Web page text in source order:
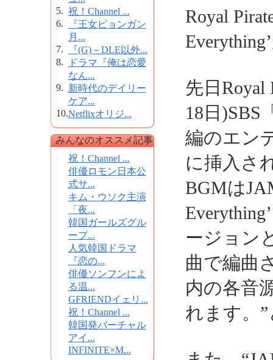
5. 祝！Channel ...
6.
『王女ピョンガン
月...
7.
『(G)－DLE以外...
8.
ドラマ『俺は恋愛
なん...
9. 新時代のデイリー
ケア...
10.Netflixオリジ...
みんなのオススメ記事
祝！Channel ...
俳優ロモン日本公
式サ...
キム・ウソク主演
「夜...
韓国ガールズグル
ープ...
人気韓国ドラマ
『恋の...
俳優ソンフンによ
る温...
GFRIENDイェリ...
祝！Channel ...
韓国発バーチャル
アイ...
INFINITE×M...
Royal
先日Royal
18日)SBS
編のエン
に挿入さ
BGMは
ージョン
曲で編曲
内の各音
れます。